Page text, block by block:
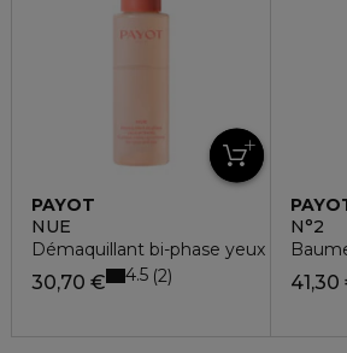
PAYOT
NUE
Démaquillant bi-phase yeux et lèvres
30,70 € 4.5 2
N°2
41,30